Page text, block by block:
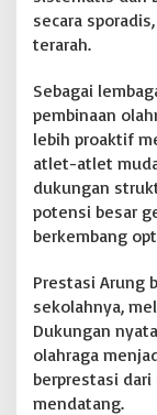
secara
terarah.
Sebagai
pembinaan
lebih proaktif
atlet-atlet
dukungan
potensi besar
berkembang
Prestasi Arung
sekolahnya,
Dukungan
olahraga
berprestasi
mendatang.